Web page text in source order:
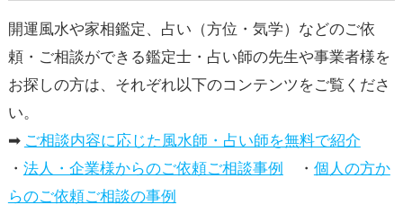
開運風水や家相鑑定、占い（方位・気学）などのご依
頼・ご相談ができる鑑定士・占い師の先生や事業者様を
お探しの方は、それぞれ以下のコンテンツをご覧くださ
い。
➡ ご相談内容に応じた風水師・占い師を無料で紹介
・ 法人・企業様からのご依頼ご相談事例 ・ 個人の方か
らのご依頼ご相談の事例